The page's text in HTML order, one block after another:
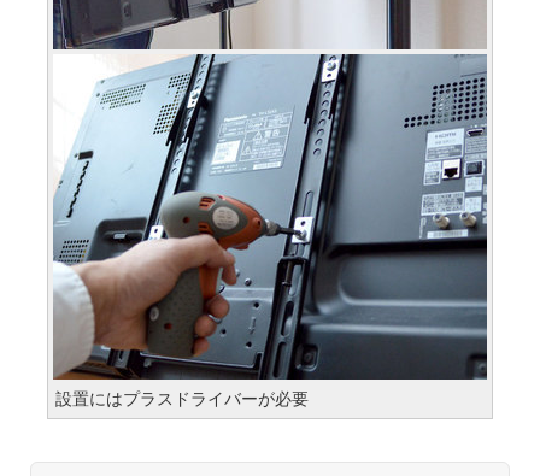
設置にはプラスドライバーが必要